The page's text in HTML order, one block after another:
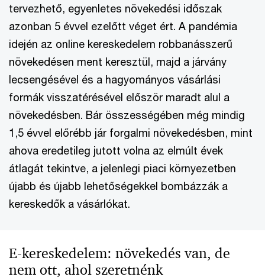
tervezhető, egyenletes növekedési időszak
azonban 5 évvel ezelőtt véget ért. A pandémia
idején az online kereskedelem robbanásszerű
növekedésen ment keresztül, majd a járvány
lecsengésével és a hagyományos vásárlási
formák visszatérésével először maradt alul a
növekedésben. Bár összességében még mindig
1,5 évvel előrébb jár forgalmi növekedésben, mint
ahova eredetileg jutott volna az elmúlt évek
átlagát tekintve, a jelenlegi piaci környezetben
újabb és újabb lehetőségekkel bombázzák a
kereskedők a vásárlókat.
E-kereskedelem: növekedés van, de
nem ott, ahol szeretnénk